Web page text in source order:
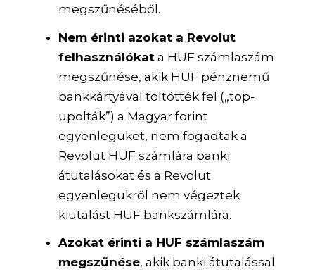
megszűnéséből.
Nem érinti azokat a Revolut
felhasználókat a HUF számlaszám
megszűnése, akik HUF pénznemű
bankkártyával töltötték fel („top-
upolták”) a Magyar forint
egyenlegüket, nem fogadtak a
Revolut HUF számlára banki
átutalásokat és a Revolut
egyenlegükről nem végeztek
kiutalást HUF bankszámlára.
Azokat érinti a HUF számlaszám
megszűnése, akik banki átutalással